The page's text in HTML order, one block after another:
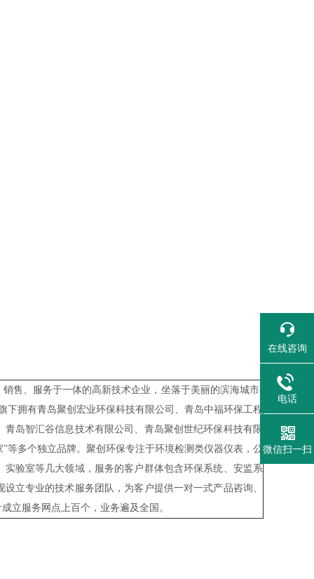
售、服务于一体的高新技术企业，坐落于美丽的滨海城市-
拥有青岛聚创宏业环保科技有限公司、青岛中福环保工程
岛智汇谷信息技术有限公司、青岛聚创世纪环保科技有限
”等多个独立品牌。聚创环保专注于环境检测类仪器仪表，公
验室等几大领域，服务的客户群体包含环保系统、安监系
立专业的技术服务团队，为客户提供一对一式产品咨询、
立服务网点上百个，业务遍及全国。
在线咨询
电话
微信扫一扫